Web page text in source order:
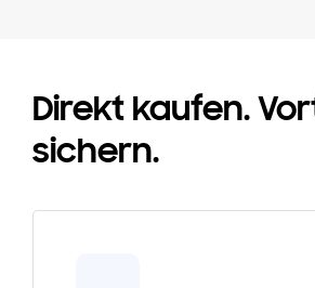
Direkt kaufen.
sichern.